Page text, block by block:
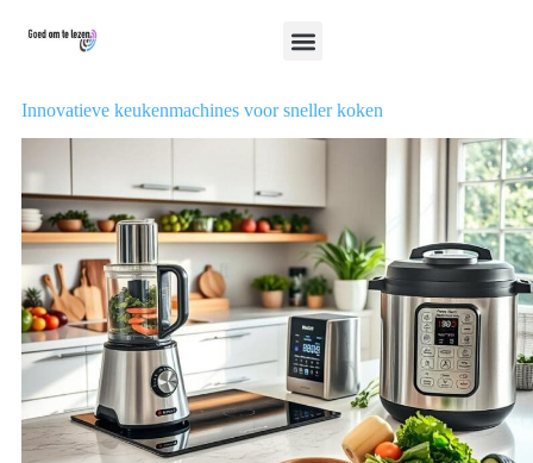
Innovatieve keukenmachines voor sneller koken